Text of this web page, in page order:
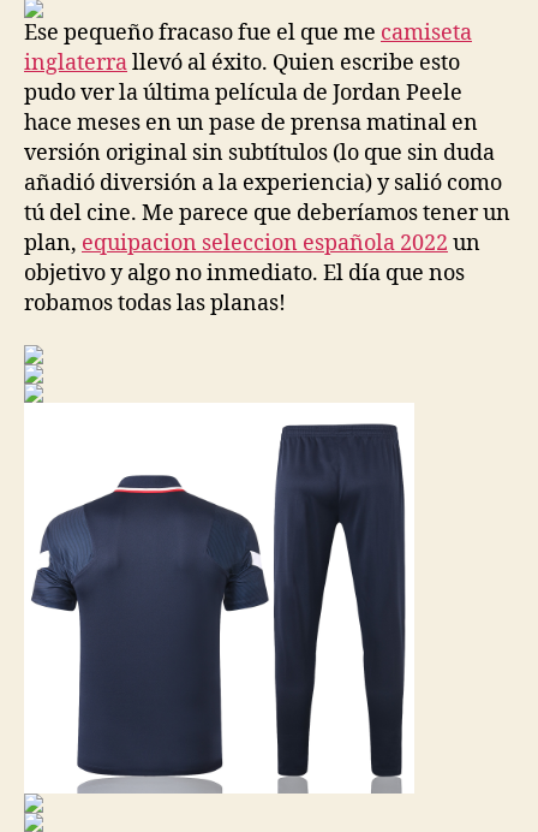
Ese pequeño fracaso fue el que me camiseta
inglaterrallevó al éxito. Quien escribe esto
pudo ver la última película de Jordan Peele
hace meses en un pase de prensa matinal en
versión original sin subtítulos (lo que sin duda
añadió diversión a la experiencia) y salió como
tú del cine. Me parece que deberíamos tener un
plan, equipacion seleccion española 2022 un
objetivo y algo no inmediato. El día que nos
robamos todas las planas!